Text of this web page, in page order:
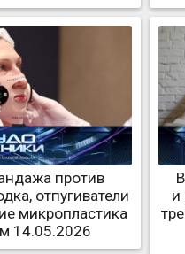
против
отпугиватели
микропластика
14.05.2026
и